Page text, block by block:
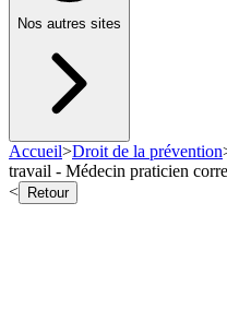
Nos autres sites
Accueil>Droit de la prévention
travail - Médecin praticien
<
Retour